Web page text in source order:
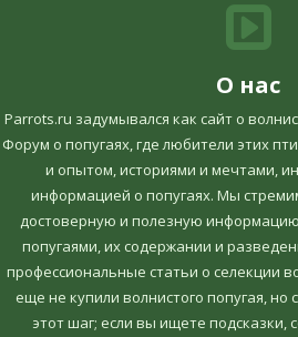
О нас
Parrots.ru задумывался как сайт о
Форум о попугаях, где любители этих
и опытом, историями и мечтами,
информацией о попугаях. Мы
достоверную и полезную
попугаями, их содержании и
профессиональные статьи о селекции
еще не купили волнистого попугая, но
этот шаг; если вы ищете подсказки,